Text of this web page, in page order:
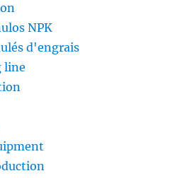
NPK
d'engrais
line